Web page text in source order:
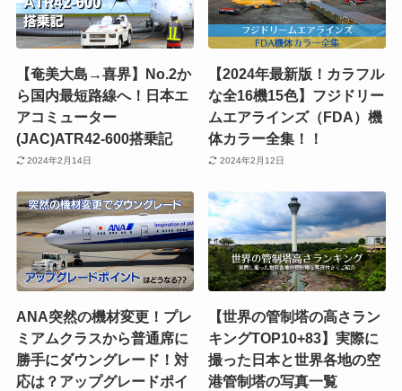
【奄美大島→喜界】No.2か
ら国内最短路線へ！日本エ
アコミューター
(JAC)ATR42-600搭乗記
2024年2月14日
【2024年最新版！カラフル
な全16機15色】フジドリー
ムエアラインズ（FDA）機
体カラー全集！！
2024年2月12日
ANA突然の機材変更！プレ
ミアムクラスから普通席に
勝手にダウングレード！対
応は？アップグレードポイ
【世界の管制塔の高さラン
キングTOP10+83】実際に
撮った日本と世界各地の空
港管制塔の写真一覧